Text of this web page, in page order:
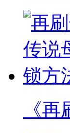
《